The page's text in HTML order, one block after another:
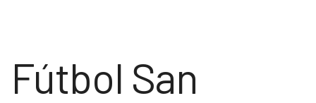
Fútbol San